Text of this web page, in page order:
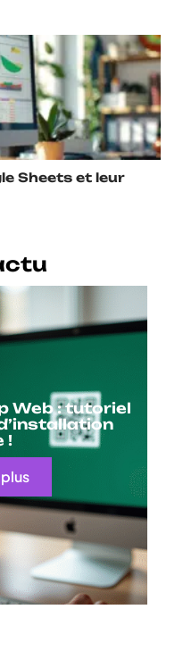
Sheets et leur
Web : tutoriel
!